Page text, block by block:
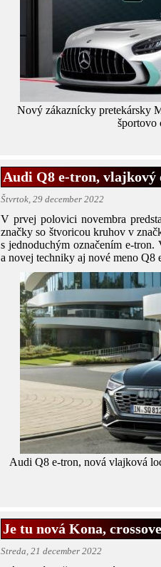
Nový zákaznícky pretekársky
športovo
Audi Q8 e-tron,
Štvrtok, 29 december 2022
V prvej polovici novembra
značky so štvoricou kruhov v
s jednoduchým označením e-
a novej techniky aj nové meno
Audi Q8 e-tron, nová vlajková
Je tu nová Kona,
Streda, 21 december 2022